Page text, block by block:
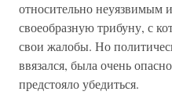
относительно неуязвимым
своеобразную трибуну, с
свои жалобы. Но
ввязался, была очень
предстояло убедиться.